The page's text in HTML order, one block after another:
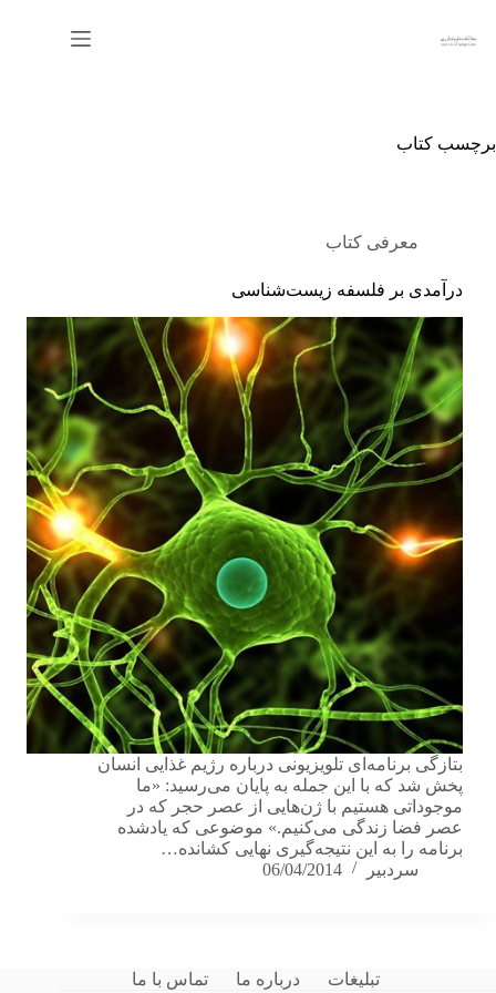
محتوا
برچسب کتاب
معرفی کتاب
درآمدی بر فلسفه زیست‌شناسی
بتازگی برنامه‌ای تلویزیونی درباره رژیم غذایی انسان
پخش شد که با این جمله به پایان می‌رسید: «ما
موجوداتی هستیم با ژن‌هایی از عصر حجر که در
عصر فضا زندگی می‌کنیم.» موضوعی که یادشده
برنامه را به این نتیجه‌گیری‌ نهایی کشانده…
سردبیر
06/04/2014
تبلیغات درباره ما
تماس با ما